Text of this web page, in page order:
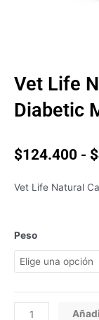
Vet Life
Diabetic
$124.400 - $
Vet Life Natural
Peso
Vet
Life
Natural
Obesity